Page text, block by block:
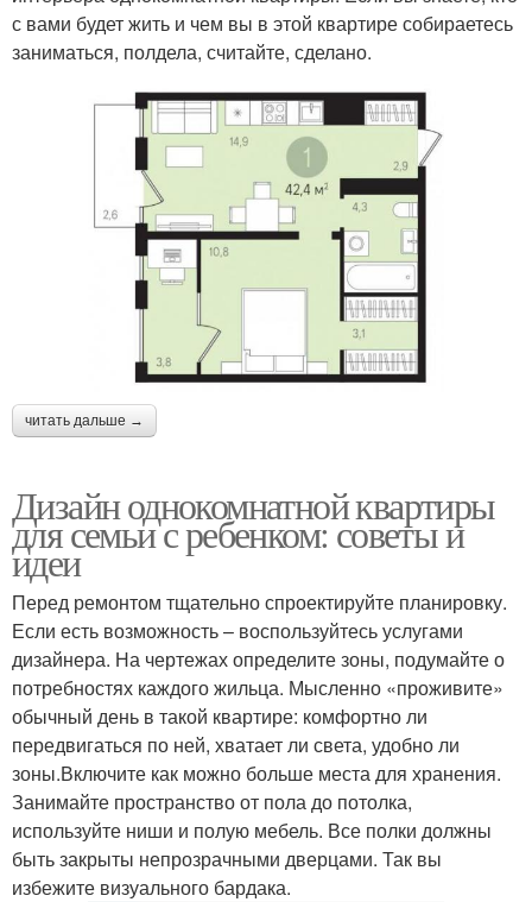
с вами будет жить и чем вы в этой квартире собираетесь
заниматься, полдела, считайте, сделано.
читать дальше →
Дизайн однокомнатной квартиры
для семьи с ребенком: советы и
идеи
Перед ремонтом тщательно спроектируйте планировку.
Если есть возможность – воспользуйтесь услугами
дизайнера. На чертежах определите зоны, подумайте о
потребностях каждого жильца. Мысленно «проживите»
обычный день в такой квартире: комфортно ли
передвигаться по ней, хватает ли света, удобно ли
зоны.Включите как можно больше места для хранения.
Занимайте пространство от пола до потолка,
используйте ниши и полую мебель. Все полки должны
быть закрыты непрозрачными дверцами. Так вы
избежите визуального бардака.